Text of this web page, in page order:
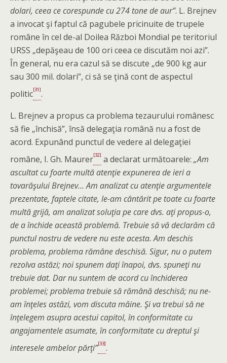
dolari, ceea ce corespunde cu 274 tone de aur”. L. Brejnev
a invocat şi faptul că pagubele pricinuite de trupele
române în cel de-al Doilea Război Mondial pe teritoriul
URSS „depăşeau de 100 ori ceea ce discutăm noi azi”.
În general, nu era cazul să se discute „de 900 kg aur
sau 300 mil. dolari”, ci să se ţină cont de aspectul
politic[31].
L. Brejnev a propus ca problema tezaurului românesc
să fie „închisă”, însă delegaţia română nu a fost de
acord. Expunând punctul de vedere al delegaţiei
române, I. Gh. Maurer[32] a declarat următoarele: „Am
ascultat cu foarte multă atenţie expunerea de ieri a
tovarăşului Brejnev… Am analizat cu atenţie argumentele
prezentate, faptele citate, le-am cântărit pe toate cu foarte
multă grijă, am analizat soluţia pe care dvs. aţi propus-o,
de a închide această problemă. Trebuie să vă declarăm că
punctul nostru de vedere nu este acesta. Am deschis
problema, problema rămâne deschisă. Sigur, nu o putem
rezolva astăzi; noi spunem daţi înapoi, dvs. spuneţi nu
trebuie dat. Dar nu suntem de acord cu închiderea
problemei; problema trebuie să rămână deschisă; nu ne-
am înţeles astăzi, vom discuta mâine. Şi va trebui să ne
înţelegem asupra acestui capitol, în conformitate cu
angajamentele asumate, în conformitate cu dreptul şi
interesele ambelor părţi”[33].